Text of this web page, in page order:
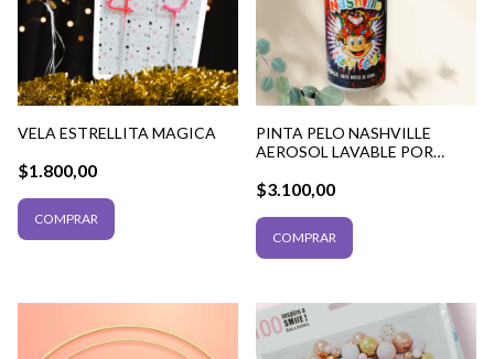
VELA ESTRELLITA MAGICA
$1.800,00
COMPRAR
PINTA PELO NASHVILLE
AEROSOL LAVABLE POR
$3.100,00
COMPRAR